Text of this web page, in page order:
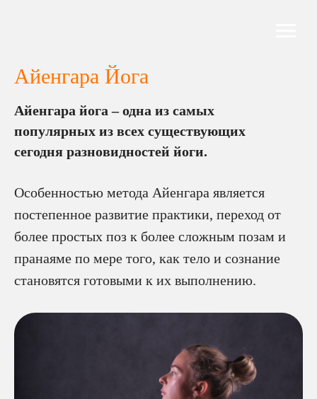
Айенгара Йога
Айенгара йога – одна из самых
популярных из всех существующих
сегодня разновидностей йоги.
Особенностью метода Айенгара является
постепенное развитие практики, переход от
более простых поз к более сложным позам и
пранаяме по мере того, как тело и сознание
становятся готовыми к их выполнению.